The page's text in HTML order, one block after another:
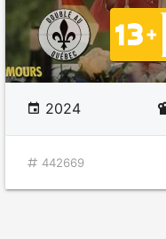
2024
442669